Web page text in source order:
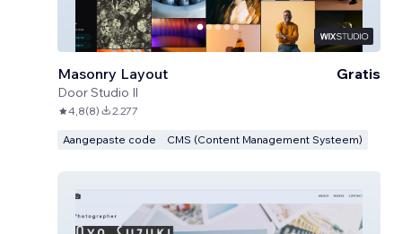
Masonry Layout
DoorStudio Il
Gratis
4,8(8) 2.277
Aangepaste code CMS (Content Management Systeem)